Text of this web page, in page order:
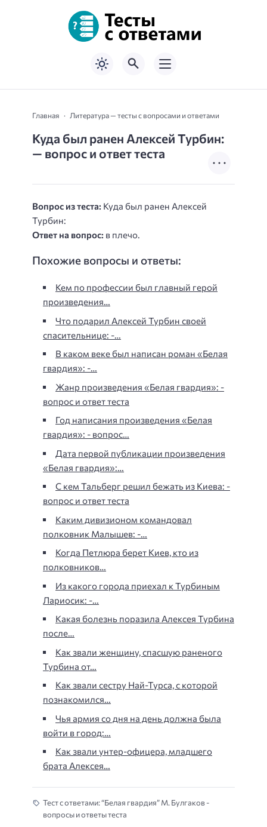
Главная Литература — тесты с вопросами и ответами
Куда был ранен Алексей Турбин:
— вопрос и ответ теста
Вопрос из теста: Куда был ранен Алексей
Турбин:
Ответ на вопрос: в плечо.
Похожие вопросы и ответы:
Кем по профессии был главный герой
произведения…
Что подарил Алексей Турбин своей
спасительнице: -…
В каком веке был написан роман «Белая
гвардия»: -…
Жанр произведения «Белая гвардия»: -
вопрос и ответ теста
Год написания произведения «Белая
гвардия»: - вопрос…
Дата первой публикации произведения
«Белая гвардия»:…
С кем Тальберг решил бежать из Киева: -
вопрос и ответ теста
Каким дивизионом командовал
полковник Малышев: -…
Когда Петлюра берет Киев, кто из
полковников…
Из какого города приехал к Турбиным
Лариосик: -…
Какая болезнь поразила Алексея Турбина
после…
Как звали женщину, спасшую раненого
Турбина от…
Как звали сестру Най-Турса, с которой
познакомился…
Чья армия со дня на день должна была
войти в город:…
Как звали унтер-офицера, младшего
брата Алексея…
Тест с ответами: “Белая гвардия” М. Булгаков -
вопросы и ответы теста